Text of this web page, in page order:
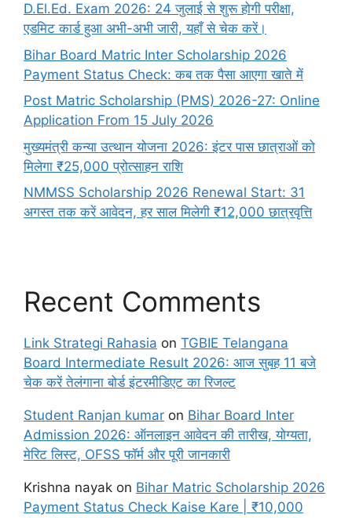
D.El.Ed. Exam 2026: 24 जुलाई से शुरू होगी परीक्षा,
एडमिट कार्ड हुआ अभी-अभी जारी, यहाँ से चेक करें।
Bihar Board Matric Inter Scholarship 2026
Payment Status Check: कब तक पैसा आएगा खाते में
Post Matric Scholarship (PMS) 2026-27: Online
Application From 15 July 2026
मुख्यमंत्री कन्या उत्थान योजना 2026: इंटर पास छात्राओं को
मिलेगा ₹25,000 प्रोत्साहन राशि
NMMSS Scholarship 2026 Renewal Start: 31
अगस्त तक करें आवेदन, हर साल मिलेगी ₹12,000 छात्रवृत्ति
Recent Comments
Link Strategi Rahasia on TGBIE Telangana
Board Intermediate Result 2026: आज सुबह 11 बजे
चेक करें तेलंगाना बोर्ड इंटरमीडिएट का रिजल्ट
Student Ranjan kumar on Bihar Board Inter
Admission 2026: ऑनलाइन आवेदन की तारीख, योग्यता,
मेरिट लिस्ट, OFSS फॉर्म और पूरी जानकारी
Krishna nayak on Bihar Matric Scholarship 2026
Payment Status Check Kaise Kare | ₹10,000